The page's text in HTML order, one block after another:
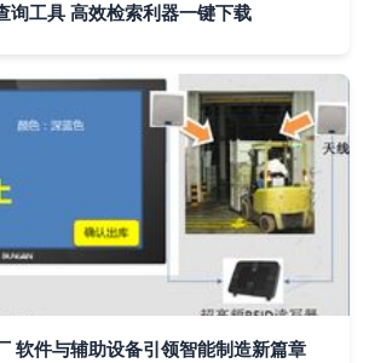
询工具 高效检索利器一键下载
软件与辅助设备引领智能制造新篇章